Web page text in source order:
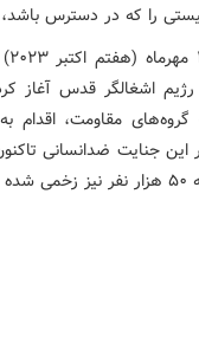
را که در دسترس
اشغالگر قدس آغاز
مقاومت، اقدام به